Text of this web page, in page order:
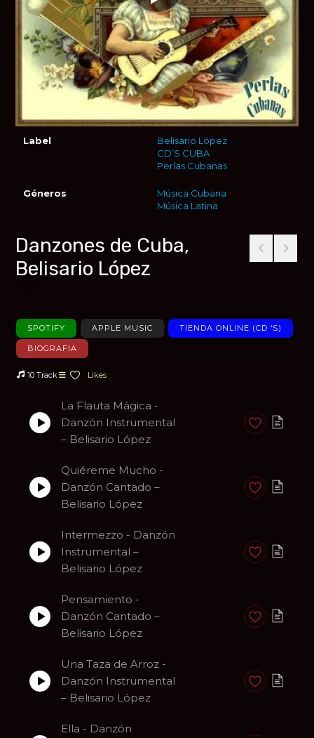
Label
Belisario López
CD’S CUBA
Perlas Cubanas
Géneros
Música Cubana
Música Latina
Danzones de Cuba,
Belisario López
SPOTIFY APPLE MUSIC TIENDA ONLINE (CD ‘S)
BIOGRAFIA
10 Track Likes
La Flauta Mágica -
Danzón Instrumental
– Belisario López
Anadir a
Quiéreme Mucho -
Danzón Cantado –
Belisario López
Anadir a
Intermezzo - Danzón
Instrumental –
Belisario López
Anadir a
Pensamiento -
Danzón Cantado –
Belisario López
Anadir a
Una Taza de Arroz -
Danzón Instrumental
– Belisario López
Anadir a
Ella - Danzón